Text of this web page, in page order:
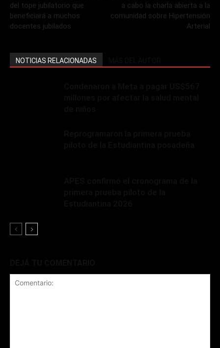
del tope jubilatorio que
beneficiará a muchos
docentes jubilados
a cabo la charla abierta a la
comunidad sobre Hipertensión
Arterial
NOTICIAS RELACIONADAS